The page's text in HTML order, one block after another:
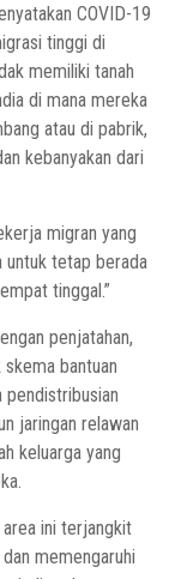
COVID-19
tinggi di
memiliki tanah
di mana mereka
atau di pabrik,
kebanyakan dari
migran yang
untuk tetap berada
tinggal.”
penjatahan,
bantuan
pendistribusian
jaringan relawan
keluarga yang
ini terjangkit
memengaruhi